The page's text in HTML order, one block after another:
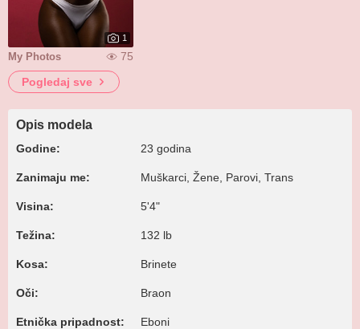
1
My Photos
75
Pogledaj sve
Opis modela
Godine: 23 godina
Zanimaju me: Muškarci, Žene, Parovi, Trans
Visina: 5'4"
Težina: 132 lb
Kosa: Brinete
Oči: Braon
Etnička pripadnost: Eboni